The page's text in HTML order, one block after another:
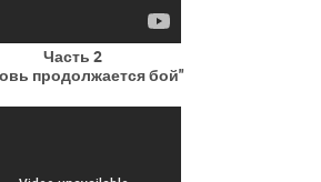
Часть 2
продолжается бой"